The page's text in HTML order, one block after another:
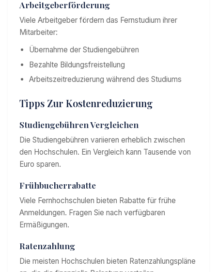
Arbeitgeberförderung
Viele Arbeitgeber fördern das Fernstudium ihrer
Mitarbeiter:
Übernahme der Studiengebühren
Bezahlte Bildungsfreistellung
Arbeitszeitreduzierung während des Studiums
Tipps Zur Kostenreduzierung
Studiengebühren Vergleichen
Die Studiengebühren variieren erheblich zwischen
den Hochschulen. Ein Vergleich kann Tausende von
Euro sparen.
Frühbucherrabatte
Viele Fernhochschulen bieten Rabatte für frühe
Anmeldungen. Fragen Sie nach verfügbaren
Ermäßigungen.
Ratenzahlung
Die meisten Hochschulen bieten Ratenzahlungspläne